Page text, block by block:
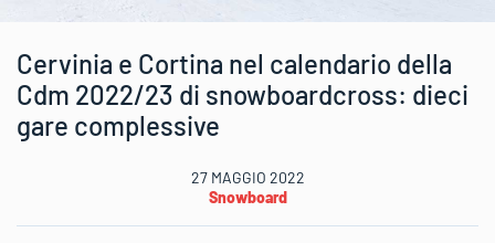
Cervinia e Cortina nel calendario della
Cdm 2022/23 di snowboardcross: dieci
gare complessive
27 MAGGIO 2022
Snowboard